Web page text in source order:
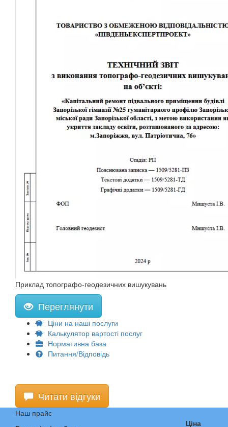
Приклад топографо-геодезичних вишукувань
Переглянути
Ціни на наші послуги
Калькулятор вартості послуг
Нормативна база
Питання/Відповідь
Читати відгуки
Наш прайс
Ціна